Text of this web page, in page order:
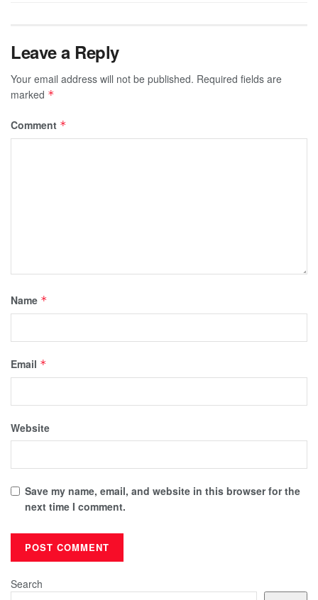
Leave a Reply
Your email address will not be published. Required fields are
marked *
Comment *
Name *
Email *
Website
Save my name, email, and website in this browser for the
next time I comment.
Search